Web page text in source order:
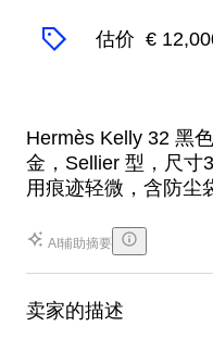
估价 €
Hermès Kelly 32 黑
金，Sellier 型，尺寸
用痕迹轻微，含防尘
AI辅助摘要
卖家的描述